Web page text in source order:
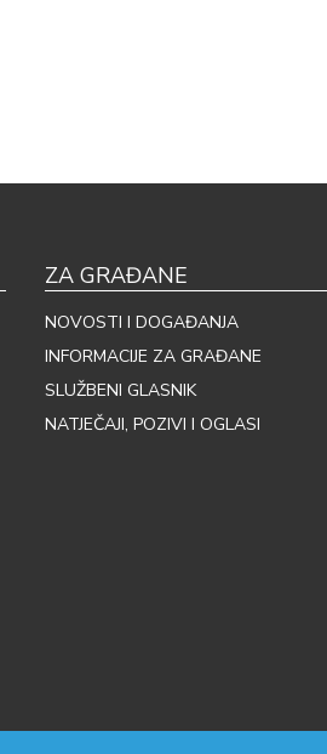
ZA GRAĐANE
NOVOSTI I DOGAĐANJA
INFORMACIJE ZA GRAĐANE
SLUŽBENI GLASNIK
NATJEČAJI, POZIVI I OGLASI